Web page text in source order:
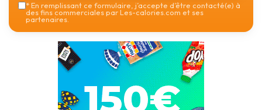
*En remplissant ce formulaire, j’accepte d’être contacté(e) à
des fins commerciales par Les-calories.com et ses
partenaires.